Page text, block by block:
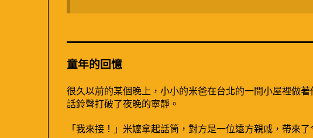
拉
童年的回憶
很久以前的某個晚上，小小的米爸在台北的一間小屋裡做
話鈴聲打破了夜晚的寧靜。
「我來接！」米嬤拿起話筒，對方是一位遠方親戚，帶來了